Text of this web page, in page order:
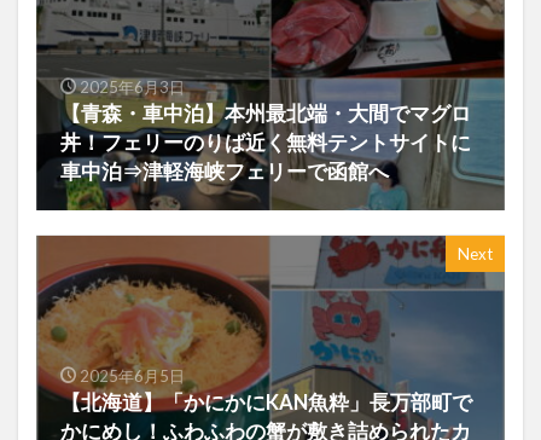
2025年6月3日
【青森・車中泊】本州最北端・大間でマグロ
丼！フェリーのりば近く無料テントサイトに
車中泊⇒津軽海峡フェリーで函館へ
Next
2025年6月5日
【北海道】「かにかにKAN魚粋」長万部町で
かにめし！ふわふわの蟹が敷き詰められたカ